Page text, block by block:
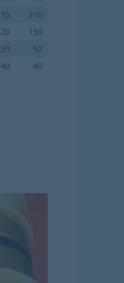
210
150
59
92
40 40